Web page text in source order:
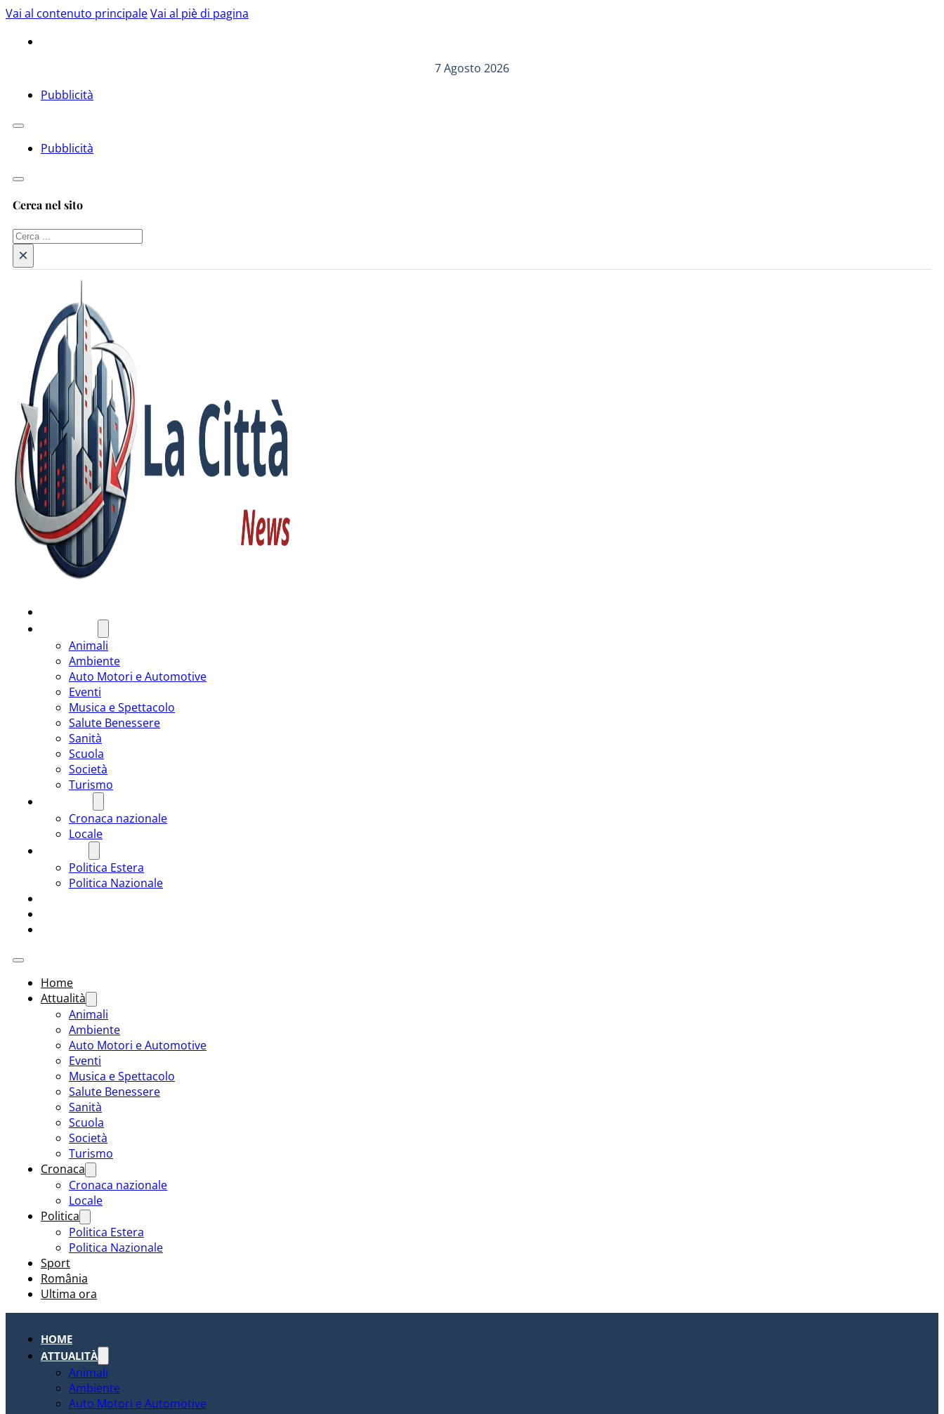
Vai al contenuto principaleVai al piè di pagina
7 Agosto 2026
Pubblicità
Pubblicità
Cerca nel sito
Cerca
×
Animali
Ambiente
Auto Motori e Automotive
Eventi
Musica e Spettacolo
Salute Benessere
Sanità
Scuola
Società
Turismo
Cronaca nazionale
Locale
Politica Estera
Politica Nazionale
Home
Attualità
Animali
Ambiente
Auto Motori e Automotive
Eventi
Musica e Spettacolo
Salute Benessere
Sanità
Scuola
Società
Turismo
Cronaca
Cronaca nazionale
Locale
Politica
Politica Estera
Politica Nazionale
Sport
România
Ultima ora
HOME
ATTUALITÀ
Animali
Ambiente
Auto Motori e Automotive